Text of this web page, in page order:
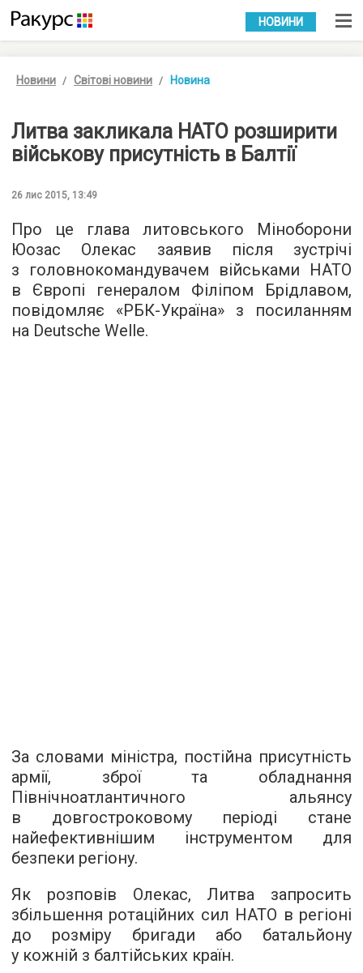
УКР РУС
НОВИНИ
Новини Світові новини Новина
Литва закликала НАТО розширити
військову присутність в Балтії
26 лис 2015, 13:49
Про це глава литовського Міноборони
Юозас Олекас заявив після зустрічі
з головнокомандувачем військами НАТО
в Європі генералом Філіпом Брідлавом,
повідомляє «РБК-Україна» з посиланням
на Deutsche Welle.
За словами міністра, постійна присутність
армії, зброї та обладнання
Північноатлантичного альянсу
в довгостроковому періоді стане
найефективнішим інструментом для
безпеки регіону.
Як розповів Олекас, Литва запросить
збільшення ротаційних сил НАТО в регіоні
до розміру бригади або батальйону
у кожній з балтійських країн.